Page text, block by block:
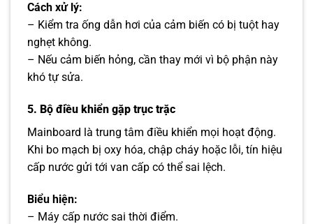
Cách xử lý:
– Kiểm tra ống dẫn hơi của cảm biến có bị tuột hay
nghẹt không.
– Nếu cảm biến hỏng, cần thay mới vì bộ phận này
khó tự sửa.
5. Bộ điều khiển gặp trục trặc
Mainboard là trung tâm điều khiển mọi hoạt động.
Khi bo mạch bị oxy hóa, chập cháy hoặc lỗi, tín hiệu
cấp nước gửi tới van cấp có thể sai lệch.
Biểu hiện:
– Máy cấp nước sai thời điểm.